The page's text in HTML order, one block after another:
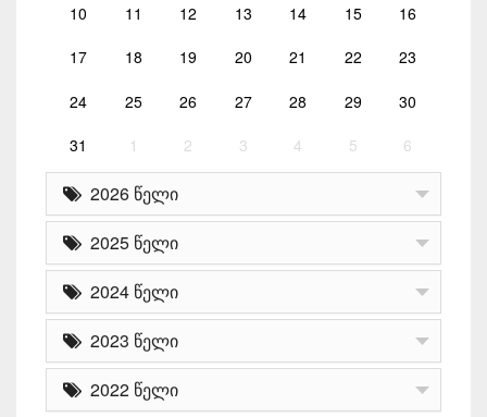
10 11 12 13 14 15 16
17 18 19 20 21 22 23
24 25 26 27 28 29 30
31 1 2 3 4 5 6
2026 წელი
2025 წელი
2024 წელი
2023 წელი
2022 წელი